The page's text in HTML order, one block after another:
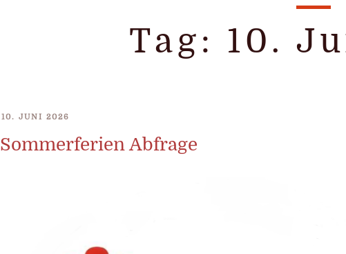
Tag: 10.
VERÖFFENTLICHT
10. JUNI 2026
Sommerferien Abfrage